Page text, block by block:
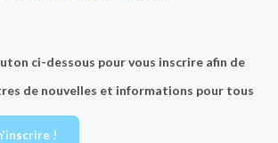
ci-dessous pour vous inscrire afin de
de nouvelles et informations pour tous
!